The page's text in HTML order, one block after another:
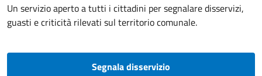
Un servizio aperto a tutti i cittadini per segnalare disservizi,
guasti e criticità rilevati sul territorio comunale.
Segnala disservizio